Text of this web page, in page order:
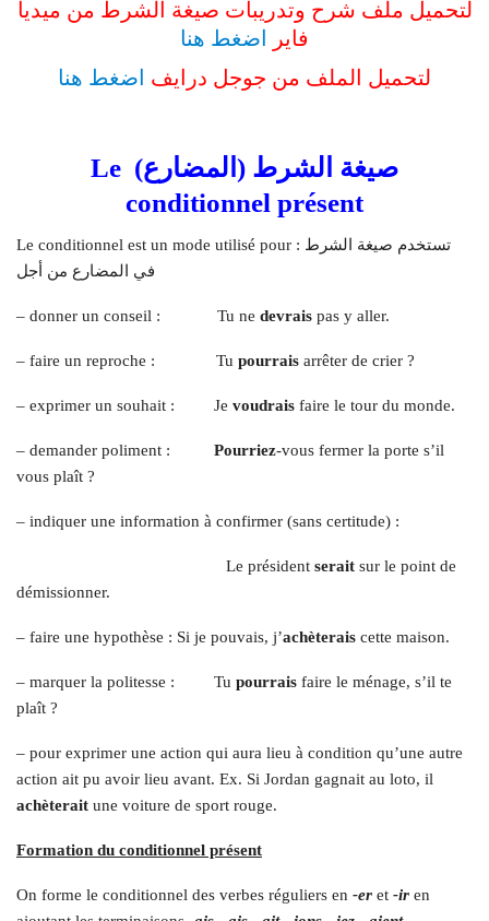
لتحميل ملف شرح وتدريبات صيغة الشرط من ميديا
فاير
اضغط هنا
لتحميل الملف من جوجل درايف اضغط هنا
صيغة الشرط (المضارع) Le
conditionnel présent
Le conditionnel est un mode utilisé pour : تستخدم صيغة الشرط
في المضارع من أجل
– donner un conseil : Tu ne devrais pas y aller.
– faire un reproche : Tu pourrais arrêter de crier ?
– exprimer un souhait : Je voudrais faire le tour du monde.
– demander poliment : Pourriez-vous fermer la porte s’il
vous plaît ?
– indiquer une information à confirmer (sans certitude) :
Le président serait sur le point de
démissionner.
– faire une hypothèse : Si je pouvais, j’achèterais cette maison.
– marquer la politesse : Tu pourrais faire le ménage, s’il te
plaît ?
– pour exprimer une action qui aura lieu à condition qu’une autre
action ait pu avoir lieu avant. Ex. Si Jordan gagnait au loto, il
achèterait une voiture de sport rouge.
Formation du conditionnel présent
On forme le conditionnel des verbes réguliers en -er et -ir en